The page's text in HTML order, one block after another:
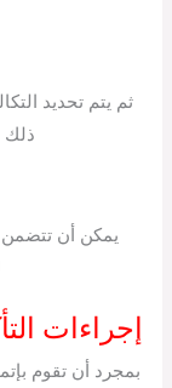
ثم يتم تحديد
ذلك
يمكن أن تتضمن
إجراءات
بمجرد أن تقوم